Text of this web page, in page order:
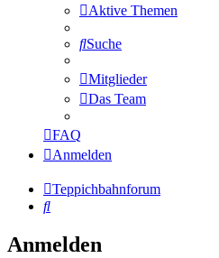
Aktive Themen
Suche
Mitglieder
Das Team
FAQ
Anmelden
Teppichbahnforum
Suche
Anmelden